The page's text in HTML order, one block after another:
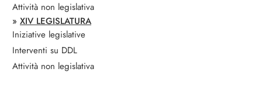
Attività non legislativa
» XIV LEGISLATURA
Iniziative legislative
Interventi su DDL
Attività non legislativa